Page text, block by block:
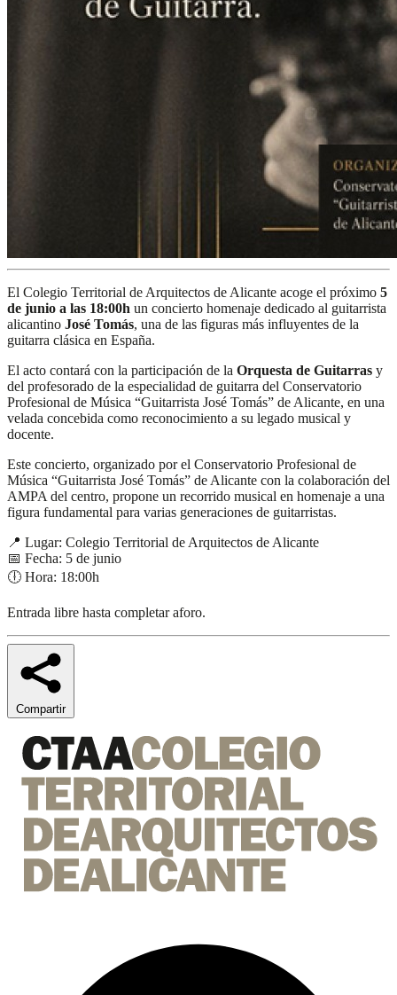
El Colegio Territorial de Arquitectos de Alicante acoge el próximo 5
de junio a las 18:00h un concierto homenaje dedicado al guitarrista
alicantino José Tomás, una de las figuras más influyentes de la
guitarra clásica en España.
El acto contará con la participación de la Orquesta de Guitarras y
del profesorado de la especialidad de guitarra del Conservatorio
Profesional de Música “Guitarrista José Tomás” de Alicante, en una
velada concebida como reconocimiento a su legado musical y
docente.
Este concierto, organizado por el Conservatorio Profesional de
Música “Guitarrista José Tomás” de Alicante con la colaboración del
AMPA del centro, propone un recorrido musical en homenaje a una
figura fundamental para varias generaciones de guitarristas.
📍 Lugar: Colegio Territorial de Arquitectos de Alicante
📅 Fecha: 5 de junio
🕕 Hora: 18:00h
Entrada libre hasta completar aforo.
Compartir